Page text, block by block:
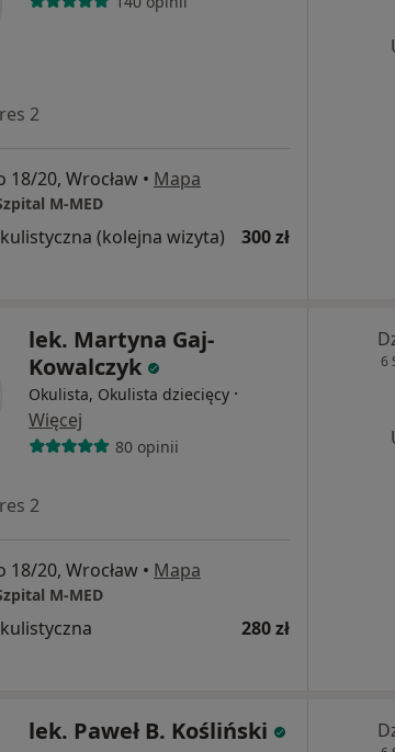
2
18/20, Wrocław • Mapa
M-MED
(kolejna wizyta) 300 zł
lek. Martyna Gaj-
Kowalczyk
Okulista, Okulista dziecięcy ·
Więcej
80 opinii
2
18/20, Wrocław • Mapa
M-MED
280 zł
6
lek. Paweł B. Kośliński